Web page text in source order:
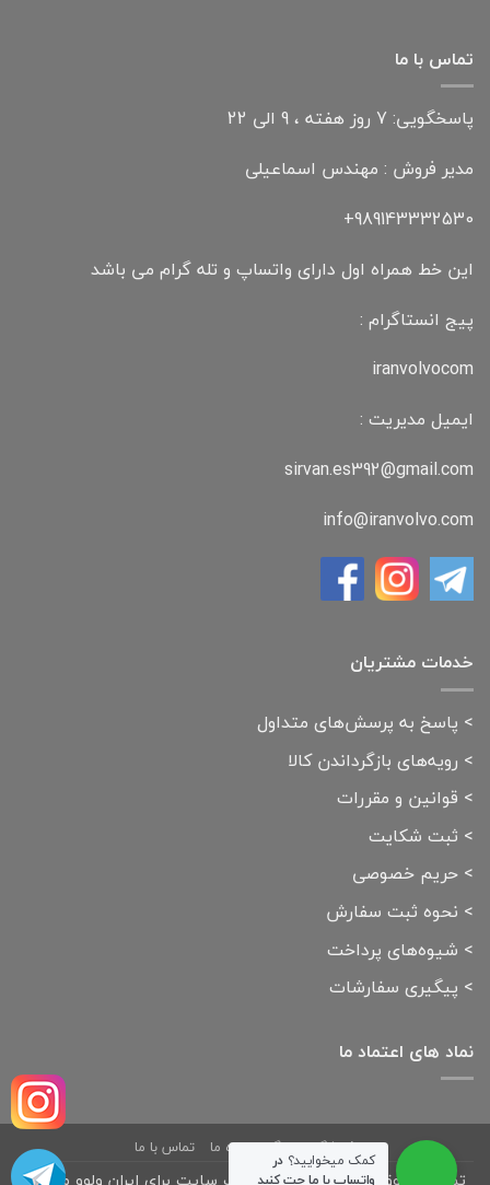
تماس با ما
پاسخگویی: 7 روز هفته ، 9 الی 22
مدیر فروش : مهندس اسماعیلی
989143332530+
این خط همراه اول دارای واتساپ و تله گرام می باشد
پیج انستاگرام :
iranvolvocom
ایمیل مدیریت :
sirvan.es392@gmail.com
info@iranvolvo.com
خدمات مشتریان
> پاسخ به پرسش‌های متداول
> رویه‌های بازگرداندن کالا
> قوانین و مقررات
> ثبت شکایت
> حریم خصوصی
> نحوه ثبت سفارش
> شیوه‌های پرداخت
> پیگیری سفارشات
نماد های اعتماد ما
فروشگاه بلاگ درباره ما تماس با ما
کمک میخوایید؟ در
واتساپ با ما چت کنید